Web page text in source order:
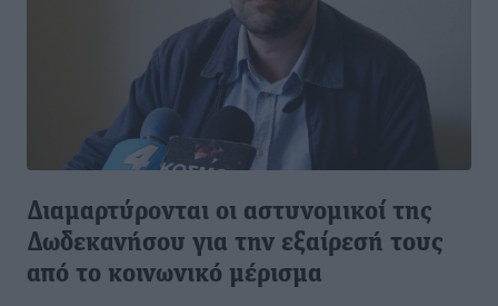
Διαμαρτύρονται οι αστυνομικοί της
Δωδεκανήσου για την εξαίρεσή τους
από το κοινωνικό μέρισμα